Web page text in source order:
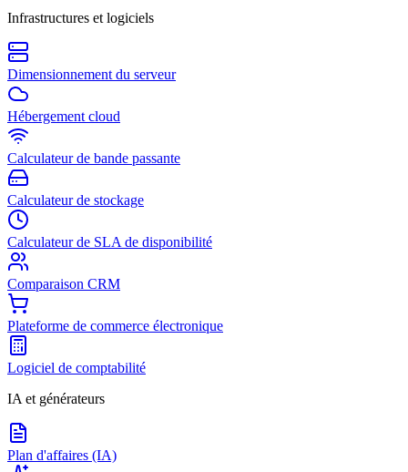
Infrastructures et logiciels
Dimensionnement du serveur
Hébergement cloud
Calculateur de bande passante
Calculateur de stockage
Calculateur de SLA de disponibilité
Comparaison CRM
Plateforme de commerce électronique
Logiciel de comptabilité
IA et générateurs
Plan d'affaires (IA)